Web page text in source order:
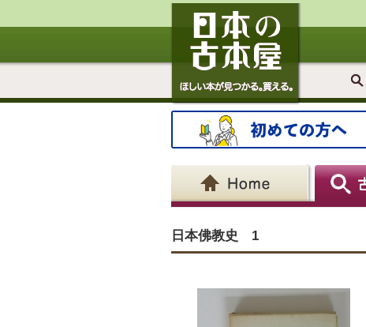
日本佛教史 1